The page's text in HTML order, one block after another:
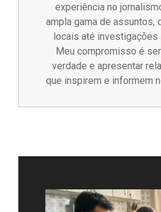
experiência no
ampla gama de assuntos,
locais até investigações
Meu compromisso é
verdade e apresentar
que inspirem e informem